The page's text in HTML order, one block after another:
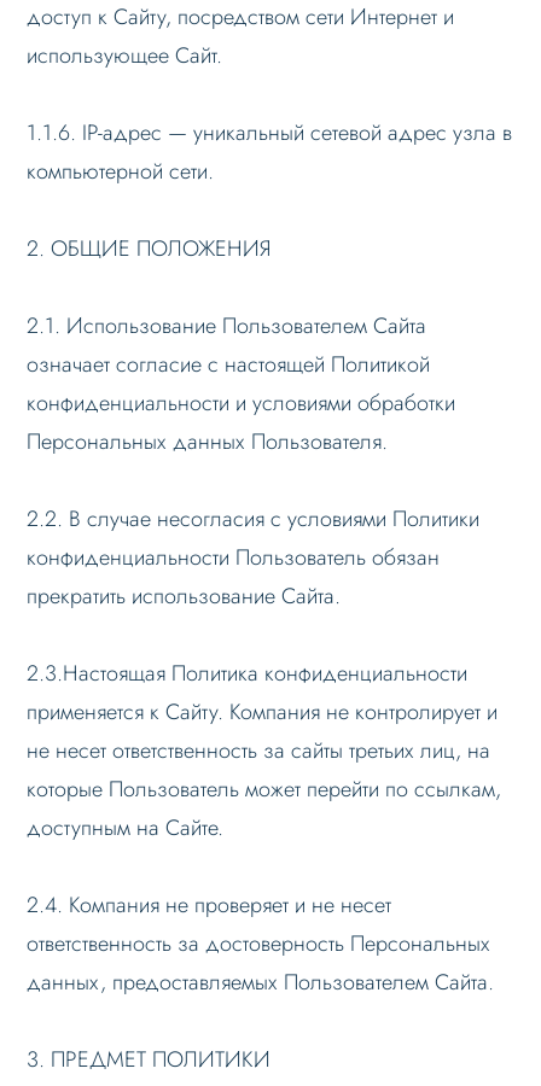
доступ к Сайту, посредством сети Интернет и
использующее Сайт.
1.1.6. IP-адрес — уникальный сетевой адрес узла в
компьютерной сети.
2. ОБЩИЕ ПОЛОЖЕНИЯ
2.1. Использование Пользователем Сайта
означает согласие с настоящей Политикой
конфиденциальности и условиями обработки
Персональных данных Пользователя.
2.2. В случае несогласия с условиями Политики
конфиденциальности Пользователь обязан
прекратить использование Сайта.
2.3.Настоящая Политика конфиденциальности
применяется к Сайту. Компания не контролирует и
не несет ответственность за сайты третьих лиц, на
которые Пользователь может перейти по ссылкам,
доступным на Сайте.
2.4. Компания не проверяет и не несет
ответственность за достоверность Персональных
данных, предоставляемых Пользователем Сайта.
3. ПРЕДМЕТ ПОЛИТИКИ